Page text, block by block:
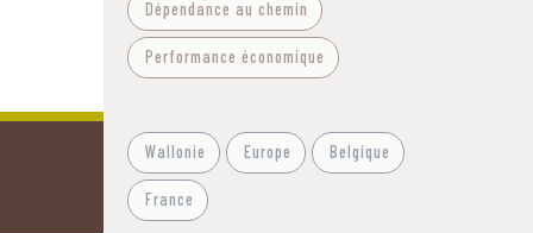
Dépendance au chemin
Performance économique
Filtre - Contextes géographiques
Wallonie Europe Belgique
France